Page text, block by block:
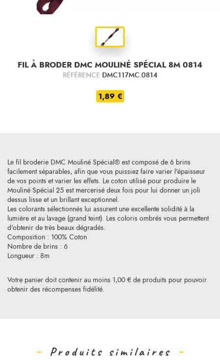
FIL À BRODER DMC MOULINÉ SPÉCIAL 8M 0814
RÉFÉRENCE DMC117MC.0814
1,89 €
Votre panier doit contenir au moins 1,00 € de produits pour pouvoir
obtenir des récompenses fidélité.
Le fil broderie DMC Mouliné Spécial® est composé de 6 brins
facilement séparables, afin que vous puissiez faire varier l'épaisseur
de vos points et varier les effets. Le coton utilisé pour produire le
Mouliné Spécial 25 est mercerisé deux fois pour lui donner un joli
dessus lisse et un brillant exceptionnel.
Les colorants sélectionnés lui assurent une excellente solidité à la
lumière et au lavage (grand teint). Les coloris ombrés vous permettent
d'obtenir de très beaux dégradés.
Composition : 100% Coton
Nombre de brins : 6
Longueur : 8m
Produits similaires